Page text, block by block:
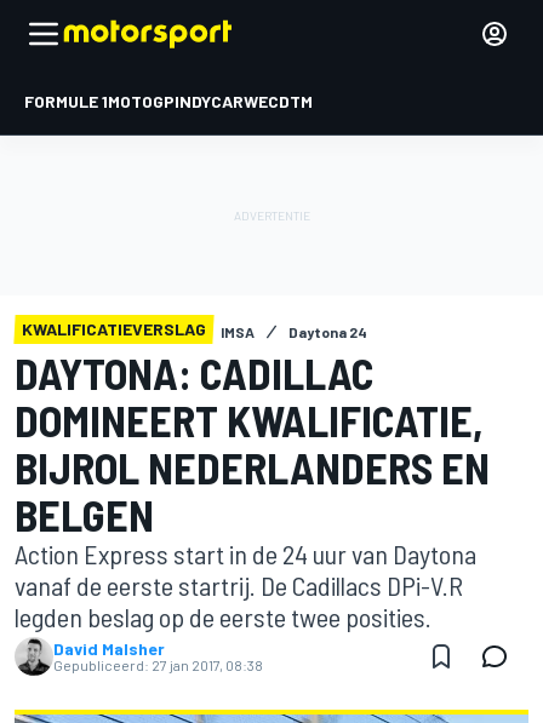
FORMULE 1MOTOGPINDYCARWECDTM
KWALIFICATIEVERSLAG IMSA Daytona 24
DAYTONA: CADILLAC
DOMINEERT KWALIFICATIE,
BIJROL NEDERLANDERS EN
BELGEN
Action Express start in de 24 uur van Daytona
vanaf de eerste startrij. De Cadillacs DPi-V.R
legden beslag op de eerste twee posities.
David Malsher
Gepubliceerd: 27 jan 2017, 08:38